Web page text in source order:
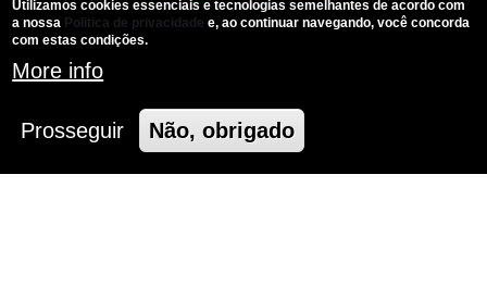
Utilizamos cookies essenciais e tecnologias semelhantes de acordo com
a nossa Politica de privacidade e, ao continuar navegando, você concorda
com estas condições.
More info
Prosseguir Não, obrigado